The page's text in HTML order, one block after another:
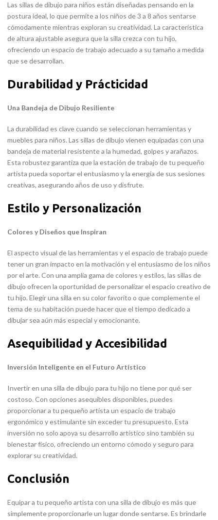
Las sillas de dibujo para niños están diseñadas pensando en la
postura ideal, lo que permite a los niños de 3 a 8 años sentarse
cómodamente mientras exploran su creatividad. La característica
de altura ajustable asegura que la silla crezca con tu hijo,
ofreciendo un espacio de trabajo adecuado a su tamaño a medida
que se desarrollan.
Durabilidad y Prácticidad
Una Bandeja de Dibujo Resiliente
La durabilidad es clave cuando se seleccionan herramientas y
muebles para niños. Las sillas de dibujo vienen equipadas con una
bandeja de material resistente a la humedad, golpes y arañazos.
Esta robustez garantiza que la estación de trabajo de tu pequeño
artista pueda soportar el entusiasmo y la energía de sus sesiones
creativas, asegurando años de uso y disfrute.
Estilo y Personalización
Colores y Diseños que Inspiran
El aspecto visual de las herramientas y el espacio de trabajo puede
tener un gran impacto en la motivación y el entusiasmo de los niños
por el arte. Con una amplia gama de colores y estilos, las sillas de
dibujo ofrecen la oportunidad de personalizar el espacio creativo de
tu hijo. Elegir una silla en su color favorito o que complemente el
tema de su habitación puede hacer que el tiempo dedicado a
dibujar sea aún más especial y emocionante.
Asequibilidad y Accesibilidad
Inversión Inteligente en el Futuro Artístico
Invertir en una silla de dibujo para tu hijo no tiene por qué ser
costoso. Con opciones asequibles disponibles, puedes
proporcionar a tu pequeño artista un espacio de trabajo
ergonómico y estimulante sin exceder tu presupuesto. Esta
inversión no solo apoya su desarrollo artístico sino también su
bienestar físico, ofreciendo un entorno cómodo y seguro para
explorar su creatividad.
Conclusión
Equipar a tu pequeño artista con una silla de dibujo es más que
simplemente proporcionarle un lugar donde sentarse. Es brindarle